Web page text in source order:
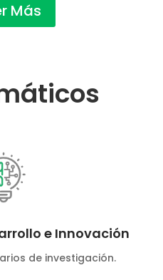
Más
e Innovación
de investigación.